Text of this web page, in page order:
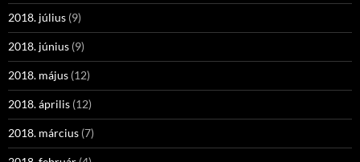
2018. július (9)
2018. június (9)
2018. május (12)
2018. április (12)
2018. március (7)